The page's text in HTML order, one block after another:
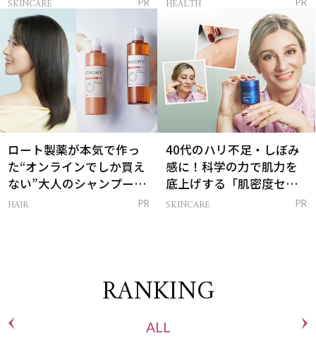
SKINCARE PR HEALTH PR
ロート製薬が本気で作っ
た“オンラインでしか買え
ない”大人のシャンプー＆
トリートメントって？
HAIR PR
40代のハリ不足・しぼみ
感に！科学の力で肌力を
底上げする「肌密度セラ
ム」
SKINCARE PR
RANKING
ALL